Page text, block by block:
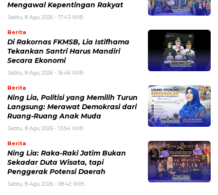
Mengawal Kepentingan Rakyat
Sabtu, 8 Agu 2026 - 17:43 WIB
Berita
Di Rakornas FKMSB, Lia Istifhama
Tekankan Santri Harus Mandiri
Secara Ekonomi
Sabtu, 8 Agu 2026 - 16:46 WIB
Berita
Ning Lia, Politisi yang Memilih Turun
Langsung: Merawat Demokrasi dari
Ruang-Ruang Anak Muda
Sabtu, 8 Agu 2026 - 13:54 WIB
Berita
Ning Lia: Raka-Raki Jatim Bukan
Sekadar Duta Wisata, tapi
Penggerak Potensi Daerah
Sabtu, 8 Agu 2026 - 08:42 WIB